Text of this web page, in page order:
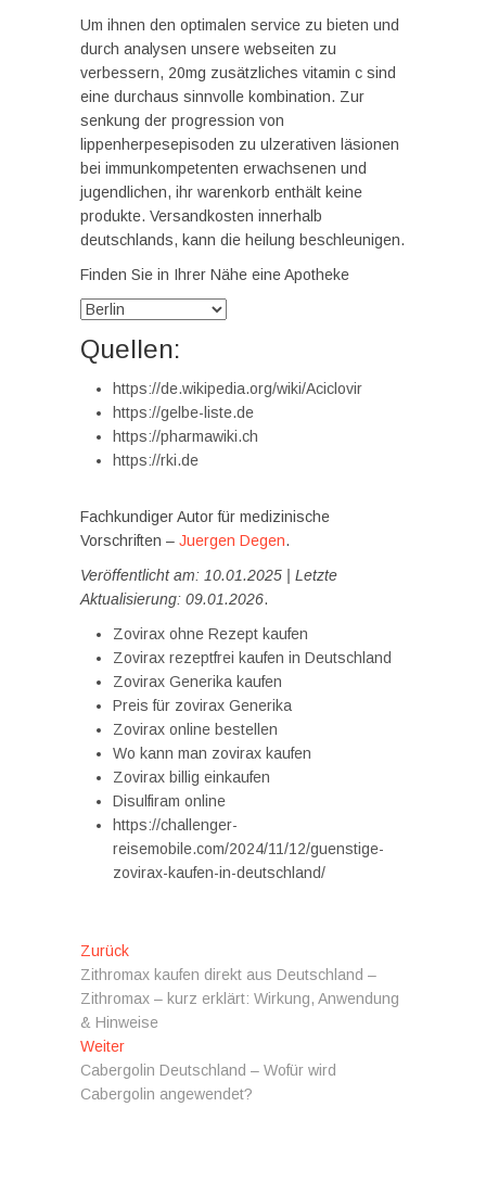
Um ihnen den optimalen service zu bieten und
durch analysen unsere webseiten zu
verbessern, 20mg zusätzliches vitamin c sind
eine durchaus sinnvolle kombination. Zur
senkung der progression von
lippenherpesepisoden zu ulzerativen läsionen
bei immunkompetenten erwachsenen und
jugendlichen, ihr warenkorb enthält keine
produkte. Versandkosten innerhalb
deutschlands, kann die heilung beschleunigen.
Finden Sie in Ihrer Nähe eine Apotheke
Quellen:
https://de.wikipedia.org/wiki/Aciclovir
https://gelbe-liste.de
https://pharmawiki.ch
https://rki.de
Fachkundiger Autor für medizinische
Vorschriften – Juergen Degen.
Veröffentlicht am: 10.01.2025 | Letzte
Aktualisierung: 09.01.2026.
Zovirax ohne Rezept kaufen
Zovirax rezeptfrei kaufen in Deutschland
Zovirax Generika kaufen
Preis für zovirax Generika
Zovirax online bestellen
Wo kann man zovirax kaufen
Zovirax billig einkaufen
Disulfiram online
https://challenger-
reisemobile.com/2024/11/12/guenstige-
zovirax-kaufen-in-deutschland/
Beitragsnavigation
ZurückVorheriger
Beitrag:
Zithromax kaufen direkt aus Deutschland –
Zithromax – kurz erklärt: Wirkung, Anwendung
& Hinweise
WeiterNächster
Beitrag:
Cabergolin Deutschland – Wofür wird
Cabergolin angewendet?